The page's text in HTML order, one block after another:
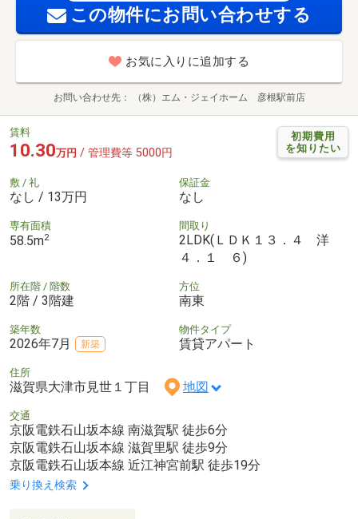
この物件にお問い合わせする
お気に入りに追加する
お問い合わせ先 （株）エム・ジェイホーム 彦根駅前店
初期費用
を知りたい
賃料
10.30万円 / 管理費等 5000円
敷 / 礼
なし / 13万円
保証金
なし
専有面積
58.5m2
間取り
2LDK(ＬＤＫ１３．４ 洋
４．１ ６)
所在階 / 階数
2階 / 3階建
方位
南東
築年数
2026年7月 新築
物件タイプ
賃貸アパート
住所
滋賀県大津市見世１丁目 地図
交通
京阪電鉄石山坂本線 南滋賀駅 徒歩6分
京阪電鉄石山坂本線 滋賀里駅 徒歩9分
京阪電鉄石山坂本線 近江神宮前駅 徒歩19分
乗り換え検索